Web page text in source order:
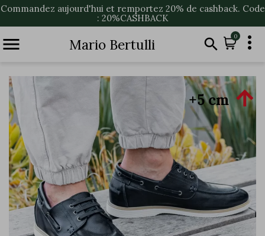
Commandez aujourd'hui et remportez 20% de cashback. Code
: 20%CASHBACK
 Mario Bertulli  0 
+5 cm